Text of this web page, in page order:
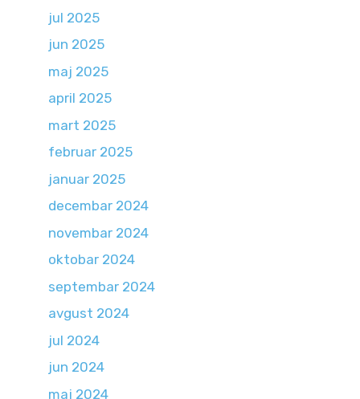
jul 2025
jun 2025
maj 2025
april 2025
mart 2025
februar 2025
januar 2025
decembar 2024
novembar 2024
oktobar 2024
septembar 2024
avgust 2024
jul 2024
jun 2024
maj 2024